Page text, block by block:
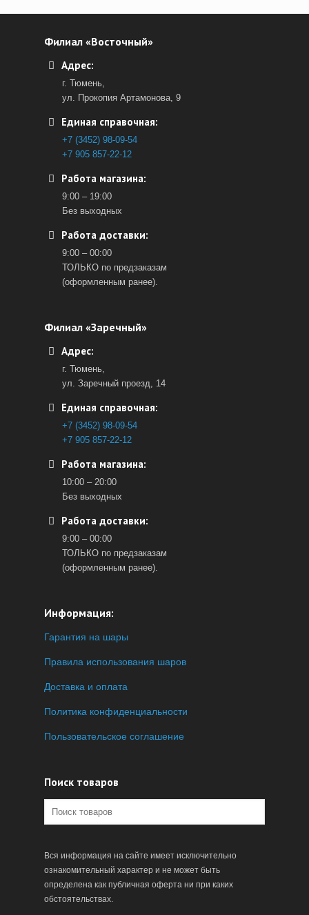
Филиал «Восточный»
Адрес:
г. Тюмень,
ул. Прокопия Артамонова, 9
Единая справочная:
+7 (3452) 98-09-54
+7 905 857-22-12
Работа магазина:
9:00 – 19:00
Без выходных
Работа доставки:
9:00 – 00:00
ТОЛЬКО по предзаказам
(оформленным ранее).
Филиал «Заречный»
Адрес:
г. Тюмень,
ул. Заречный проезд, 14
Единая справочная:
+7 (3452) 98-09-54
+7 905 857-22-12
Работа магазина:
10:00 – 20:00
Без выходных
Работа доставки:
9:00 – 00:00
ТОЛЬКО по предзаказам
(оформленным ранее).
Информация:
Гарантия на шары
Правила использования шаров
Доставка и оплата
Политика конфиденциальности
Пользовательское соглашение
Поиск товаров
Вся информация на сайте имеет исключительно
ознакомительный характер и не может быть
определена как публичная оферта ни при каких
обстоятельствах.